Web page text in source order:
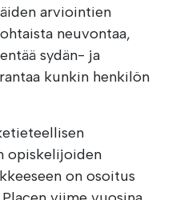
arviointien
neuvontaa,
sydän- ja
kunkin henkilön
opiskelijoiden
on osoitus